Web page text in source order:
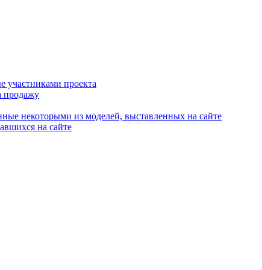
участниками проекта
продажу
некоторыми из моделей, выставленных на сайте
на сайте